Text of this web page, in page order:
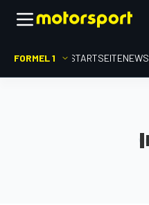
FORMEL 1 STARTSEITENEWS